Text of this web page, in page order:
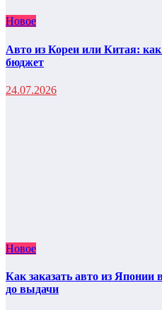
Новое
Авто из Кореи или Китая:
бюджет
24.07.2026
Новое
Как заказать авто из Японии
до выдачи